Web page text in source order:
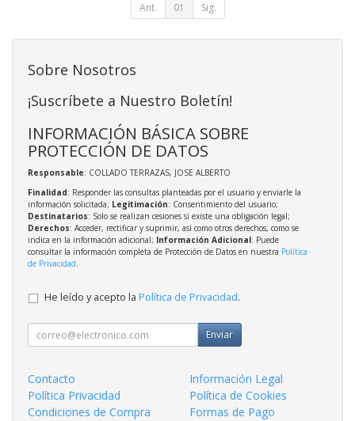
Ant. 01 Sig.
Sobre Nosotros
¡Suscríbete a Nuestro Boletín!
INFORMACIÓN BÁSICA SOBRE
PROTECCIÓN DE DATOS
Responsable: COLLADO TERRAZAS, JOSE ALBERTO
Finalidad: Responder las consultas planteadas por el usuario y enviarle la
información solicitada; Legitimación: Consentimiento del usuario;
Destinatarios: Solo se realizan cesiones si existe una obligación legal;
Derechos: Acceder, rectificar y suprimir, así como otros derechos, como se
indica en la información adicional; Información Adicional: Puede
consultar la información completa de Protección de Datos en nuestra Política
de Privacidad.
He leído y acepto la Política de Privacidad.
Enviar
Contacto
Información Legal
Política Privacidad
Política de Cookies
Condiciones de Compra
Formas de Pago